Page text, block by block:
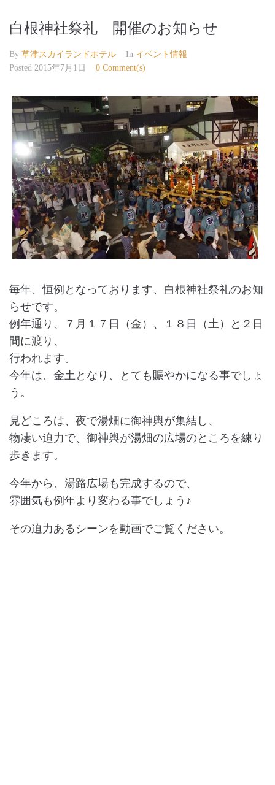
白根神社祭礼 開催のお知らせ
By 草津スカイランドホテル In イベント情報
Posted 2015年7月1日 0 Comment(s)
毎年、恒例となっております、白根神社祭礼のお知
らせです。
例年通り、７月１７日（金）、１８日（土）と２日
間に渡り、
行われます。
今年は、金土となり、とても賑やかになる事でしょ
う。
見どころは、夜で湯畑に御神輿が集結し、
物凄い迫力で、御神輿が湯畑の広場のところを練り
歩きます。
今年から、湯路広場も完成するので、
雰囲気も例年より変わる事でしょう♪
その迫力あるシーンを動画でご覧ください。